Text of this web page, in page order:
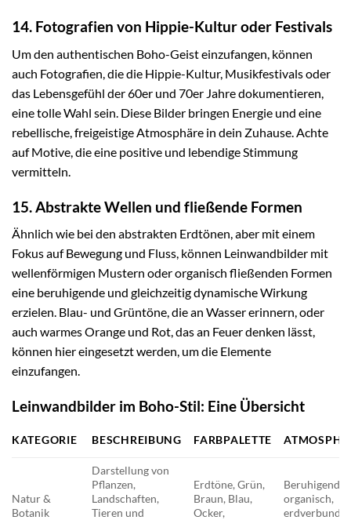
14. Fotografien von Hippie-Kultur oder Festivals
Um den authentischen Boho-Geist einzufangen, können
auch Fotografien, die die Hippie-Kultur, Musikfestivals oder
das Lebensgefühl der 60er und 70er Jahre dokumentieren,
eine tolle Wahl sein. Diese Bilder bringen Energie und eine
rebellische, freigeistige Atmosphäre in dein Zuhause. Achte
auf Motive, die eine positive und lebendige Stimmung
vermitteln.
15. Abstrakte Wellen und fließende Formen
Ähnlich wie bei den abstrakten Erdtönen, aber mit einem
Fokus auf Bewegung und Fluss, können Leinwandbilder mit
wellenförmigen Mustern oder organisch fließenden Formen
eine beruhigende und gleichzeitig dynamische Wirkung
erzielen. Blau- und Grüntöne, die an Wasser erinnern, oder
auch warmes Orange und Rot, das an Feuer denken lässt,
können hier eingesetzt werden, um die Elemente
einzufangen.
Leinwandbilder im Boho-Stil: Eine Übersicht
KATEGORIE BESCHREIBUNG FARBPALETTE
Natur &
Botanik
Darstellung von
Pflanzen,
Landschaften,
Tieren und
Erdtöne, Grün,
Braun, Blau,
Ocker,
Beruhigend,
organisch,